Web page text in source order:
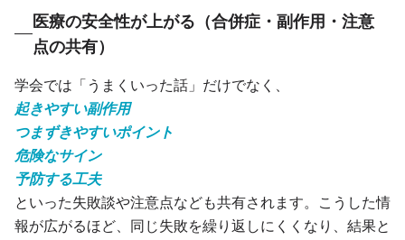
医療の安全性が上がる（合併症・副作用・注意
点の共有）
学会では「うまくいった話」だけでなく、
起きやすい副作用
つまずきやすいポイント
危険なサイン
予防する工夫
といった失敗談や注意点なども共有されます。こうした情
報が広がるほど、同じ失敗を繰り返しにくくなり、結果と